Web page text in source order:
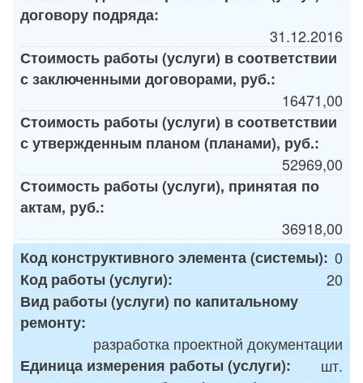
договору подряда:
31.12.2016
Стоимость работы (услуги) в соответствии
с заключенными договорами, руб.:
16471,00
Стоимость работы (услуги) в соответствии
с утвержденным планом (планами), руб.:
52969,00
Стоимость работы (услуги), принятая по
актам, руб.:
36918,00
Код конструктивного элемента (системы): 0
Код работы (услуги):
20
Вид работы (услуги) по капитальному
ремонту:
разработка проектной документации
Единица измерения работы (услуги):
шт.